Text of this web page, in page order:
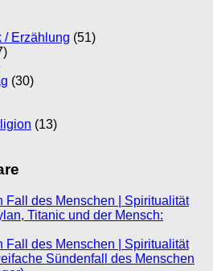
/ Erzählung (51)
(30)
(13)
Fall des Menschen | Spiritualität
Titanic und der Mensch:
Fall des Menschen | Spiritualität
Sündenfall des Menschen